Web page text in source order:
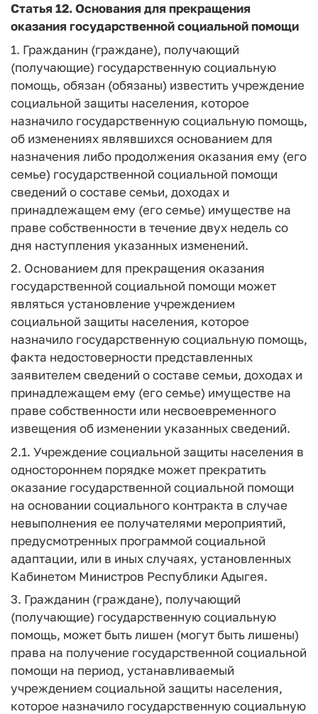
Статья 12.Основания для прекращения
оказания государственной социальной помощи
1. Гражданин (граждане), получающий
(получающие) государственную социальную
помощь, обязан (обязаны) известить учреждение
социальной защиты населения, которое
назначило государственную социальную помощь,
об изменениях являвшихся основанием для
назначения либо продолжения оказания ему (его
семье) государственной социальной помощи
сведений о составе семьи, доходах и
принадлежащем ему (его семье) имуществе на
праве собственности в течение двух недель со
дня наступления указанных изменений.
2. Основанием для прекращения оказания
государственной социальной помощи может
являться установление учреждением
социальной защиты населения, которое
назначило государственную социальную помощь,
факта недостоверности представленных
заявителем сведений о составе семьи, доходах и
принадлежащем ему (его семье) имуществе на
праве собственности или несвоевременного
извещения об изменении указанных сведений.
2.1. Учреждение социальной защиты населения в
одностороннем порядке может прекратить
оказание государственной социальной помощи
на основании социального контракта в случае
невыполнения ее получателями мероприятий,
предусмотренных программой социальной
адаптации, или в иных случаях, установленных
Кабинетом Министров Республики Адыгея.
3. Гражданин (граждане), получающий
(получающие) государственную социальную
помощь, может быть лишен (могут быть лишены)
права на получение государственной социальной
помощи на период, устанавливаемый
учреждением социальной защиты населения,
которое назначило государственную социальную